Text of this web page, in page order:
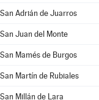
San Adrián de Juarros
San Juan del Monte
San Mamés de Burgos
San Martín de Rubiales
San Millán de Lara